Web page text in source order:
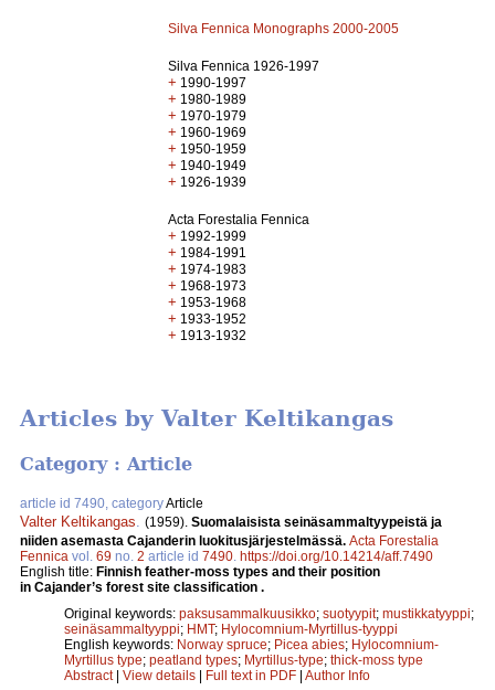
Silva Fennica Monographs 2000-2005
Silva Fennica 1926-1997
+ 1990-1997
+ 1980-1989
+ 1970-1979
+ 1960-1969
+ 1950-1959
+ 1940-1949
+ 1926-1939
Acta Forestalia Fennica
+ 1992-1999
+ 1984-1991
+ 1974-1983
+ 1968-1973
+ 1953-1968
+ 1933-1952
+ 1913-1932
Articles by Valter Keltikangas
Category : Article
article id 7490, categoryArticle
Valter Keltikangas (1959). Suomalaisista seinäsammaltyypeistä ja
niiden asemasta Cajanderin luokitusjärjestelmässä. Acta Forestalia
Fennica vol. 69 no. 2 article id 7490 https://doi.org/10.14214/aff.7490
English title: Finnish feather-moss types and their position
in Cajander’s forest site classification .
Original keywords: paksusammalkuusikko; suotyypit; mustikkatyyppi;
seinäsammaltyyppi; HMT; Hylocomnium-Myrtillus-tyyppi
English keywords: Norway spruce; Picea abies; Hylocomnium-
Myrtillus type; peatland types; Myrtillus-type; thick-moss type
Abstract| View details | Full text in PDF | Author Info